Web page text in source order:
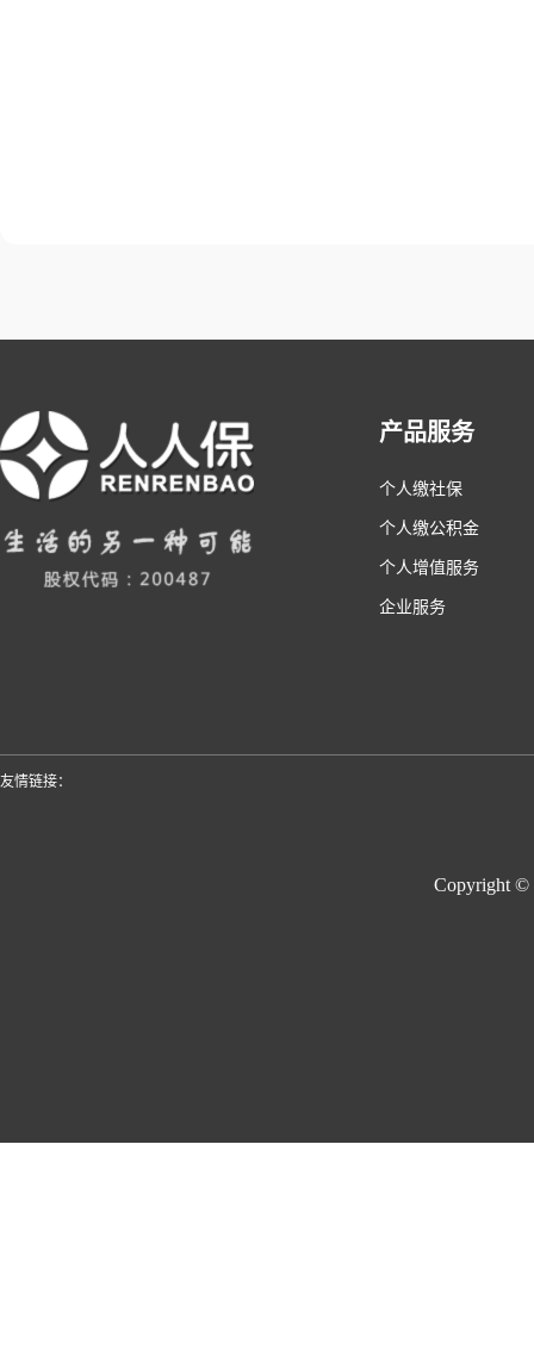
产品服务
个人缴社保
个人缴公积金
个人增值服务
企业服务
友情链接：
Copyright ©